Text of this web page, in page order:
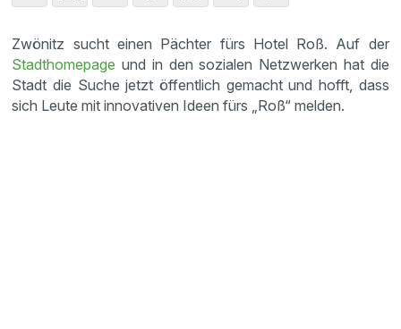
Zwönitz sucht einen Pächter fürs Hotel Roß. Auf der
Stadthomepage und in den sozialen Netzwerken hat die
Stadt die Suche jetzt öffentlich gemacht und hofft, dass
sich Leute mit innovativen Ideen fürs „Roß“ melden.